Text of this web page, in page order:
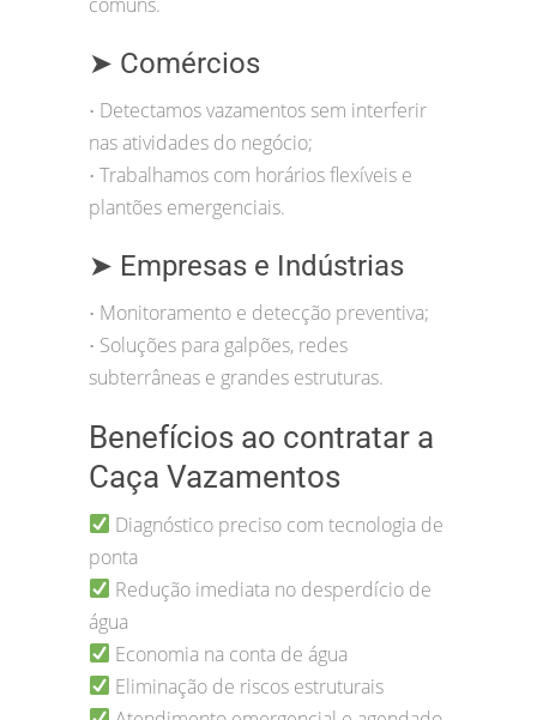
➤ Comércios
• Detectamos vazamentos sem interferir
nas atividades do negócio;
• Trabalhamos com horários flexíveis e
plantões emergenciais.
➤ Empresas e Indústrias
• Monitoramento e detecção preventiva;
• Soluções para galpões, redes
subterrâneas e grandes estruturas.
Benefícios ao contratar a
Caça Vazamentos
Diagnóstico preciso com tecnologia de
ponta
Redução imediata no desperdício de
água
Economia na conta de água
Eliminação de riscos estruturais